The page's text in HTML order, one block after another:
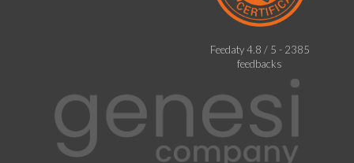
Feedaty4.8 / 5 - 2385
feedbacks